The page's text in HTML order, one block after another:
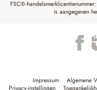
FSC®-
is aangegeven
Impressum Algemene
Privacy-instellingen